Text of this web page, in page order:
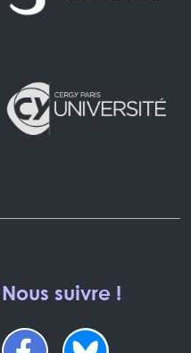
Nous suivre !